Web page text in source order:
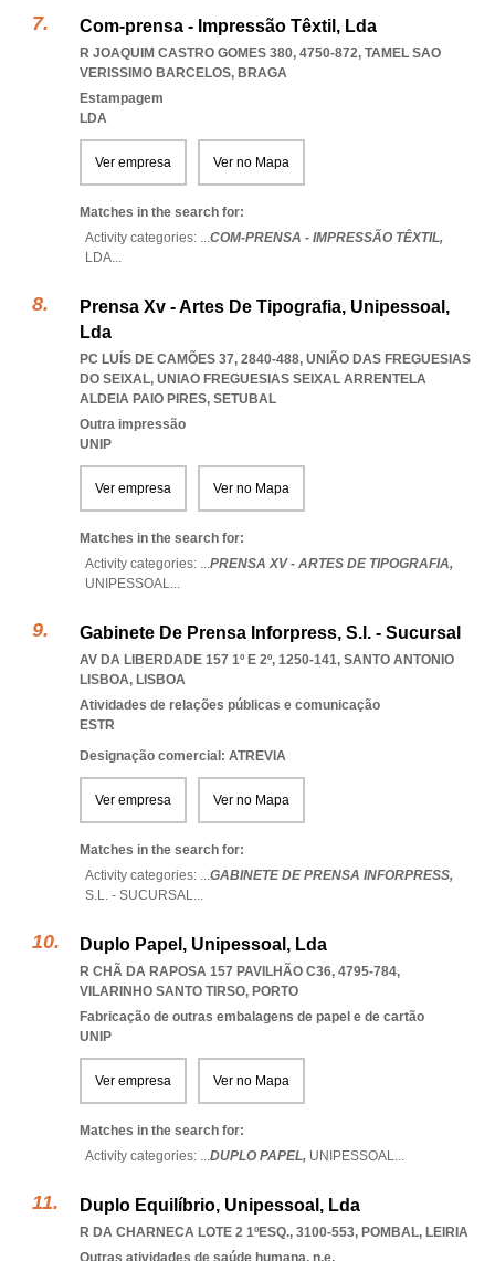
Com-prensa - Impressão Têxtil, Lda
R JOAQUIM CASTRO GOMES 380, 4750-872, TAMEL SAO
VERISSIMO BARCELOS, BRAGA
Estampagem
LDA
Ver empresa Ver no Mapa
Matches in the search for:
Activity categories: ...COM-PRENSA - IMPRESSÃO TÊXTIL,
LDA...
Prensa Xv - Artes De Tipografia, Unipessoal,
Lda
PC LUÍS DE CAMÕES 37, 2840-488, UNIÃO DAS FREGUESIAS
DO SEIXAL, UNIAO FREGUESIAS SEIXAL ARRENTELA
ALDEIA PAIO PIRES, SETUBAL
Outra impressão
UNIP
Ver empresa Ver no Mapa
Matches in the search for:
Activity categories: ...PRENSA XV - ARTES DE TIPOGRAFIA,
UNIPESSOAL...
Gabinete De Prensa Inforpress, S.l. - Sucursal
AV DA LIBERDADE 157 1º E 2º, 1250-141, SANTO ANTONIO
LISBOA, LISBOA
Atividades de relações públicas e comunicação
ESTR
Designação comercial: ATREVIA
Ver empresa Ver no Mapa
Matches in the search for:
Activity categories: ...GABINETE DE PRENSA INFORPRESS,
S.L. - SUCURSAL...
Duplo Papel, Unipessoal, Lda
R CHÃ DA RAPOSA 157 PAVILHÃO C36, 4795-784,
VILARINHO SANTO TIRSO, PORTO
Fabricação de outras embalagens de papel e de cartão
UNIP
Ver empresa Ver no Mapa
Matches in the search for:
Activity categories: ...DUPLO PAPEL, UNIPESSOAL...
Duplo Equilíbrio, Unipessoal, Lda
R DA CHARNECA LOTE 2 1ºESQ., 3100-553, POMBAL, LEIRIA
Outras atividades de saúde humana, n.e.